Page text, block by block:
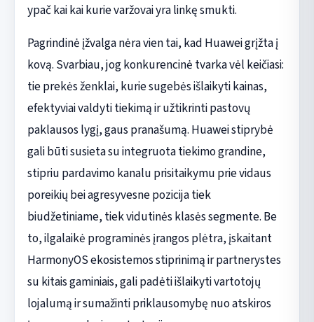
ypač kai kai kurie varžovai yra linkę smukti.
Pagrindinė įžvalga nėra vien tai, kad Huawei grįžta į
kovą. Svarbiau, jog konkurencinė tvarka vėl keičiasi:
tie prekės ženklai, kurie sugebės išlaikyti kainas,
efektyviai valdyti tiekimą ir užtikrinti pastovų
paklausos lygį, gaus pranašumą. Huawei stiprybė
gali būti susieta su integruota tiekimo grandine,
stipriu pardavimo kanalu prisitaikymu prie vidaus
poreikių bei agresyvesne pozicija tiek
biudžetiniame, tiek vidutinės klasės segmente. Be
to, ilgalaikė programinės įrangos plėtra, įskaitant
HarmonyOS ekosistemos stiprinimą ir partnerystes
su kitais gaminiais, gali padėti išlaikyti vartotojų
lojalumą ir sumažinti priklausomybę nuo atskiros